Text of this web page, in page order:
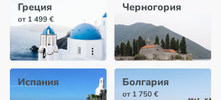
Греция
от 1 499 €
Черногория
Испания Болгария
от 1 750 €